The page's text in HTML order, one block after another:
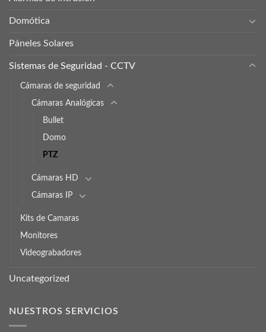
Domótica
Páneles Solares
Sistemas de Seguridad - CCTV
Cámaras de seguridad
Cámaras Analógicas
Bullet
Domo
PTZ
Cámaras HD
Cámaras IP
Kits de Camaras
Monitores
Videograbadores
Uncategorized
NUESTROS SERVICIOS